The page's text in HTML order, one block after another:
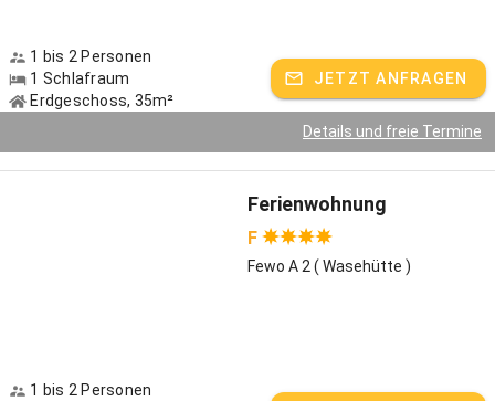
1 bis 2 Personen
1 Schlafraum
Erdgeschoss, 35m²
JETZT ANFRAGEN
Details und freie Termine
Ferienwohnung
F
Fewo A 2 ( Wasehütte )
1 bis 2 Personen